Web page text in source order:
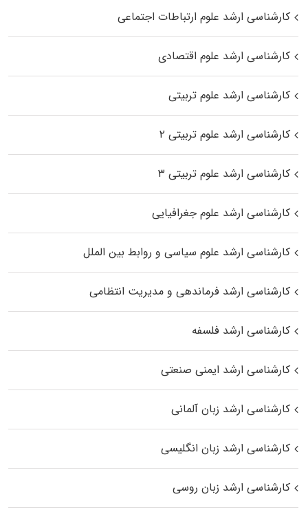
کارشناسی ارشد علوم ارتباطات اجتماعی
کارشناسی ارشد علوم اقتصادی
کارشناسی ارشد علوم تربیتی
کارشناسی ارشد علوم تربیتی ۲
کارشناسی ارشد علوم تربیتی ۳
کارشناسی ارشد علوم جغرافیایی
کارشناسی ارشد علوم سیاسی و روابط بین الملل
کارشناسی ارشد فرماندهی و مدیریت انتظامی
کارشناسی ارشد فلسفه
کارشناسی ارشد ایمنی صنعتی
کارشناسی ارشد زبان آلمانی
کارشناسی ارشد زبان انگلیسی
کارشناسی ارشد زبان روسی